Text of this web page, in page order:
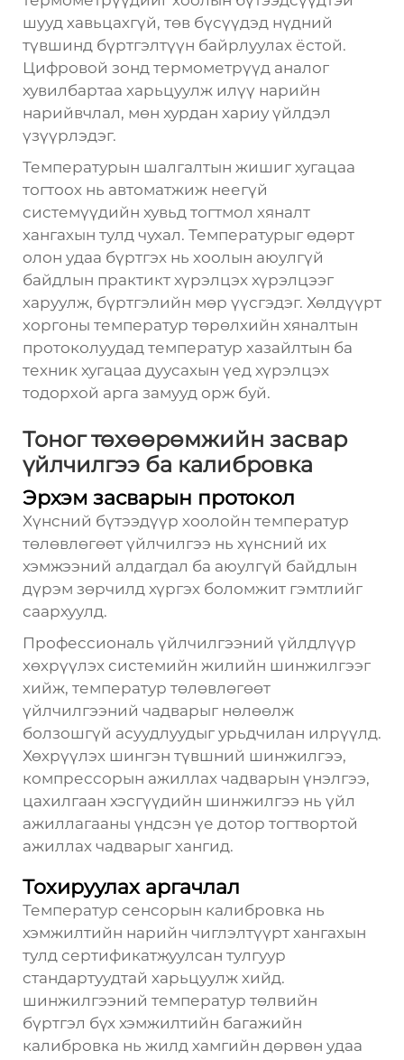
шууд хавьцахгүй, төв бүсүүдэд нүдний
түвшинд бүртгэлтүүн байрлуулах ёстой.
Цифровой зонд термометрүүд аналог
хувилбартаа харьцуулж илүү нарийн
нарийвчлал, мөн хурдан хариу үйлдэл
үзүүрлэдэг.
Температурын шалгалтын жишиг хугацаа
тогтоох нь автоматжиж неегүй
системүүдийн хувьд тогтмол хяналт
хангахын тулд чухал. Температурыг өдөрт
олон удаа бүртгэх нь хоолын аюулгүй
байдлын практикт хүрэлцэх хүрэлцээг
харуулж, бүртгэлийн мөр үүсгэдэг. Хөлдүүрт
хоргоны температур төрөлхийн хяналтын
протоколуудад температур хазайлтын ба
техник хугацаа дуусахын үед хүрэлцэх
тодорхой арга замууд орж буй.
Тоног төхөөрөмжийн засвар
үйлчилгээ ба калибровка
Эрхэм засварын протокол
Хүнсний бүтээдүүр хоолойн температур
төлөвлөгөөт үйлчилгээ нь хүнсний их
хэмжээний алдагдал ба аюулгүй байдлын
дүрэм зөрчилд хүргэх боломжит гэмтлийг
саархуулд.
Профессиональ үйлчилгээний үйлдлүүр
хөхрүүлэх системийн жилийн шинжилгээг
хийж, температур төлөвлөгөөт
үйлчилгээний чадварыг нөлөөлж
болзошгүй асуудлуудыг урьдчилан илрүүлд.
Хөхрүүлэх шингэн түвшний шинжилгээ,
компрессорын ажиллах чадварын үнэлгээ,
цахилгаан хэсгүүдийн шинжилгээ нь үйл
ажиллагааны үндсэн үе дотор тогтвортой
ажиллах чадварыг хангид.
Тохируулах аргачлал
Температур сенсорын калибровка нь
хэмжилтийн нарийн чиглэлтүүрт хангахын
тулд сертификатжуулсан тулгуур
стандартуудтай харьцуулж хийд.
шинжилгээний температур төлвийн
бүртгэл бүх хэмжилтийн багажийн
калибровка нь жилд хамгийн дөрвөн удаа